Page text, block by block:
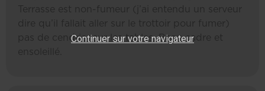
Terrasse est non-fumeur (j’ai entendu un serveur
dire qu’il fallait aller sur le trottoir pour fumer)
pas de cendrier sur les tables. Beau cadre et
ensoleillé.
Continuer sur votre navigateur